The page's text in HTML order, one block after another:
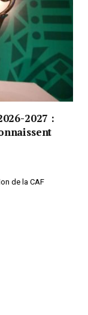
2027 :
de la CAF